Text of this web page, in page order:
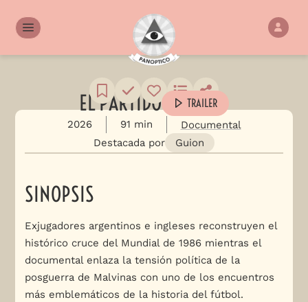
EL PARTIDO TRAILER
2026 91 min
Documental
Destacada por
Guion
SINOPSIS
Exjugadores argentinos e ingleses reconstruyen el
histórico cruce del Mundial de 1986 mientras el
documental enlaza la tensión política de la
posguerra de Malvinas con uno de los encuentros
más emblemáticos de la historia del fútbol.